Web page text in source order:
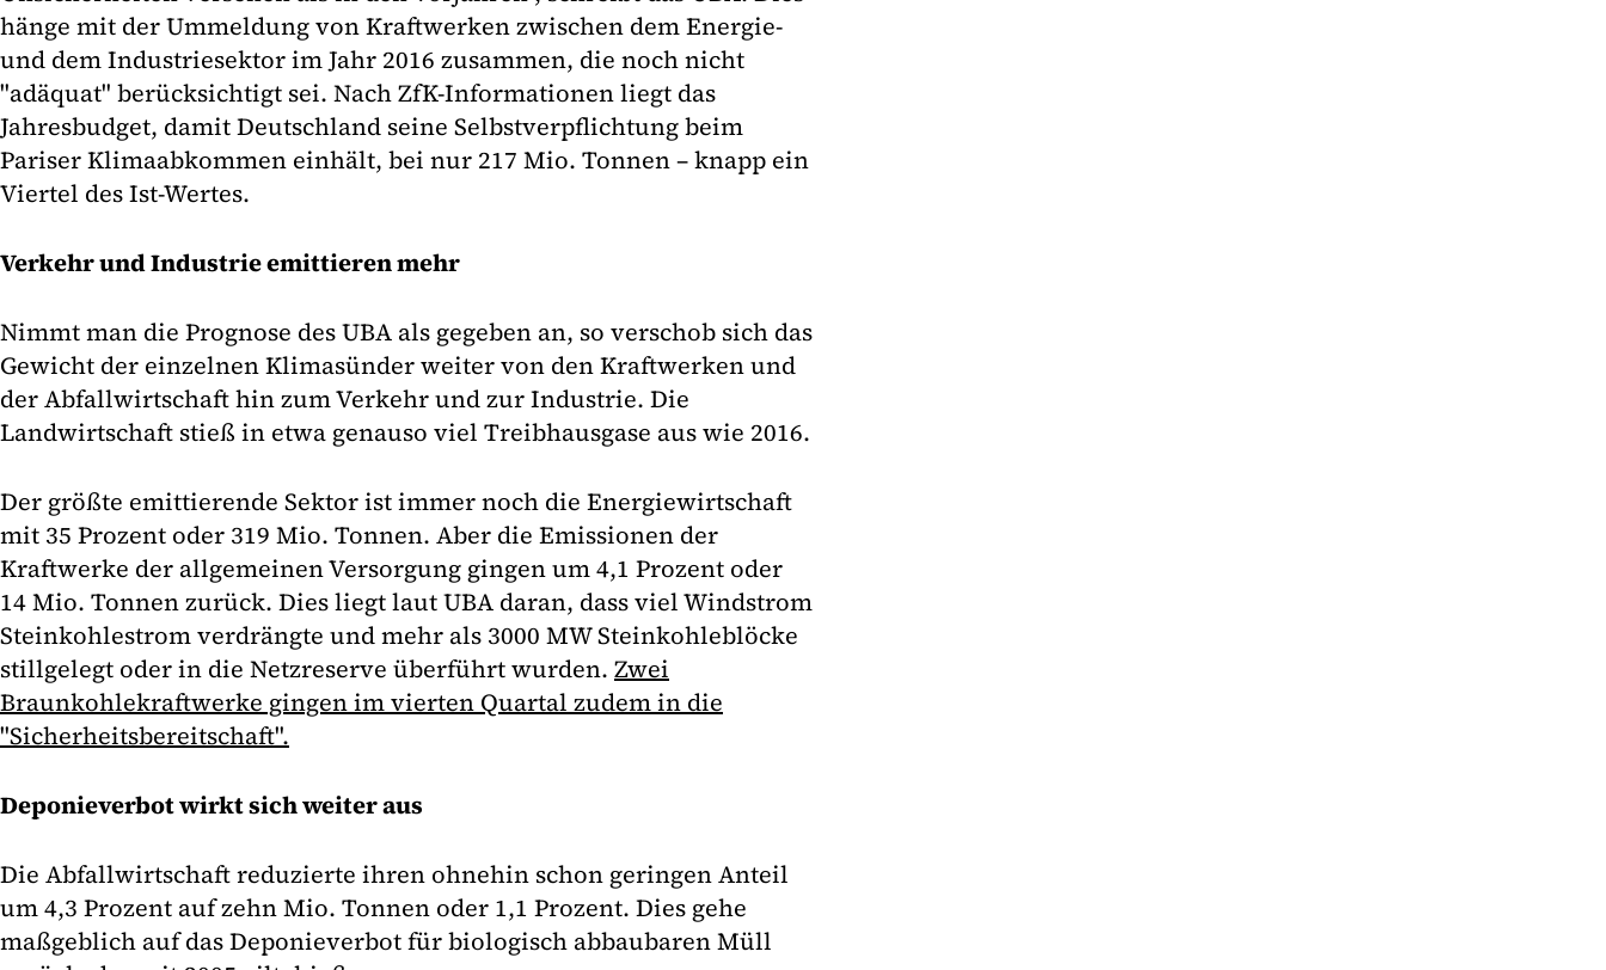
hänge mit der Ummeldung von Kraftwerken zwischen dem Energie-
und dem Industriesektor im Jahr 2016 zusammen, die noch nicht
"adäquat" berücksichtigt sei. Nach ZfK-Informationen liegt das
Jahresbudget, damit Deutschland seine Selbstverpflichtung beim
Pariser Klimaabkommen einhält, bei nur 217 Mio. Tonnen – knapp ein
Viertel des Ist-Wertes.
Verkehr und Industrie emittieren mehr
Nimmt man die Prognose des UBA als gegeben an, so verschob sich das
Gewicht der einzelnen Klimasünder weiter von den Kraftwerken und
der Abfallwirtschaft hin zum Verkehr und zur Industrie. Die
Landwirtschaft stieß in etwa genauso viel Treibhausgase aus wie 2016.
Der größte emittierende Sektor ist immer noch die Energiewirtschaft
mit 35 Prozent oder 319 Mio. Tonnen. Aber die Emissionen der
Kraftwerke der allgemeinen Versorgung gingen um 4,1 Prozent oder
14 Mio. Tonnen zurück. Dies liegt laut UBA daran, dass viel Windstrom
Steinkohlestrom verdrängte und mehr als 3000 MW Steinkohleblöcke
stillgelegt oder in die Netzreserve überführt wurden. Zwei
Braunkohlekraftwerke gingen im vierten Quartal zudem in die
"Sicherheitsbereitschaft".
Deponieverbot wirkt sich weiter aus
Die Abfallwirtschaft reduzierte ihren ohnehin schon geringen Anteil
um 4,3 Prozent auf zehn Mio. Tonnen oder 1,1 Prozent. Dies gehe
maßgeblich auf das Deponieverbot für biologisch abbaubaren Müll